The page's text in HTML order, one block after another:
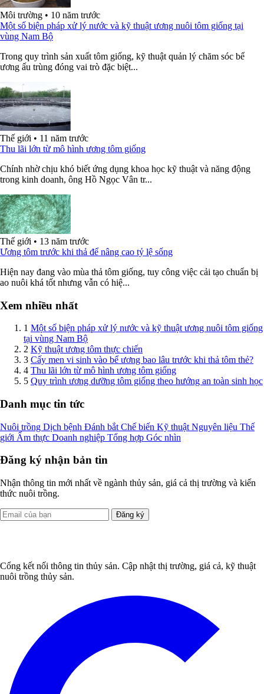
Môi trường • 10 năm trước
Một số biện pháp xử lý nước và kỹ thuật ương nuôi tôm giống tại
vùng Nam Bộ
Trong quy trình sản xuất tôm giống, kỹ thuật quản lý chăm sóc bể
ương ấu trùng đóng vai trò đặc biệt...
Thế giới • 11 năm trước
Thu lãi lớn từ mô hình ương tôm giống
Chính nhờ chịu khó biết ứng dụng khoa học kỹ thuật và năng động
trong kinh doanh, ông Hồ Ngọc Vân tr...
Thế giới • 13 năm trước
Ương tôm trước khi thả để nâng cao tỷ lệ sống
Hiện nay đang vào mùa thả tôm giống, tuy công việc cải tạo chuẩn bị
ao nuôi khá tốt nhưng vẫn có hiệ...
Xem nhiều nhất
1 Một số biện pháp xử lý nước và kỹ thuật ương nuôi tôm giống
tại vùng Nam Bộ
2 Kỹ thuật ương tôm thực chiến
3 Cấy men vi sinh vào bể ương bao lâu trước khi thả tôm thẻ?
4 Thu lãi lớn từ mô hình ương tôm giống
5 Quy trình ương dưỡng tôm giống theo hướng an toàn sinh học
Danh mục tin tức
Nuôi trồng Dịch bệnh Đánh bắt Chế biến Kỹ thuật Nguyên liệu Thế
giới Ẩm thực Doanh nghiệp Tổng hợp Góc nhìn
Đăng ký nhận bản tin
Nhận thông tin mới nhất về ngành thủy sản, giá cả thị trường và kiến
thức nuôi trồng.
Đăng ký
Cổng kết nối thông tin thủy sản. Cập nhật thị trường, giá cả, kỹ thuật
nuôi trồng thủy sản.